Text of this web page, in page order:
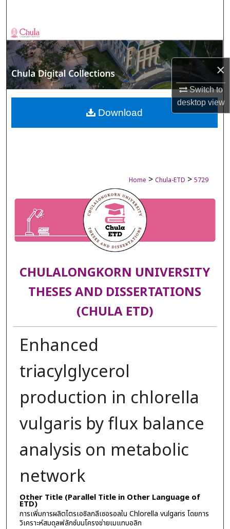
×
Switch to
desktopview
Browse Collections
My Account
About
Digital Commons Network™
Home > Chula-ETD > 5729
CHULALONGKORN UNIVERSITY
THESES AND DISSERTATIONS
(CHULA ETD)
Enhanced
triacylglycerol
production in chlorella
vulgaris by flux balance
analysis on metabolic
network
Other Title (Parallel Title in Other Language of
ETD)
การเพิ่มการผลิตไตรเอซิลกลีเซอรอลใน Chlorella vulgaris โดยการ
วิเคราะห์สมดุลฟลักซ์บนโครงข่ายเมแทบอลิก
Download